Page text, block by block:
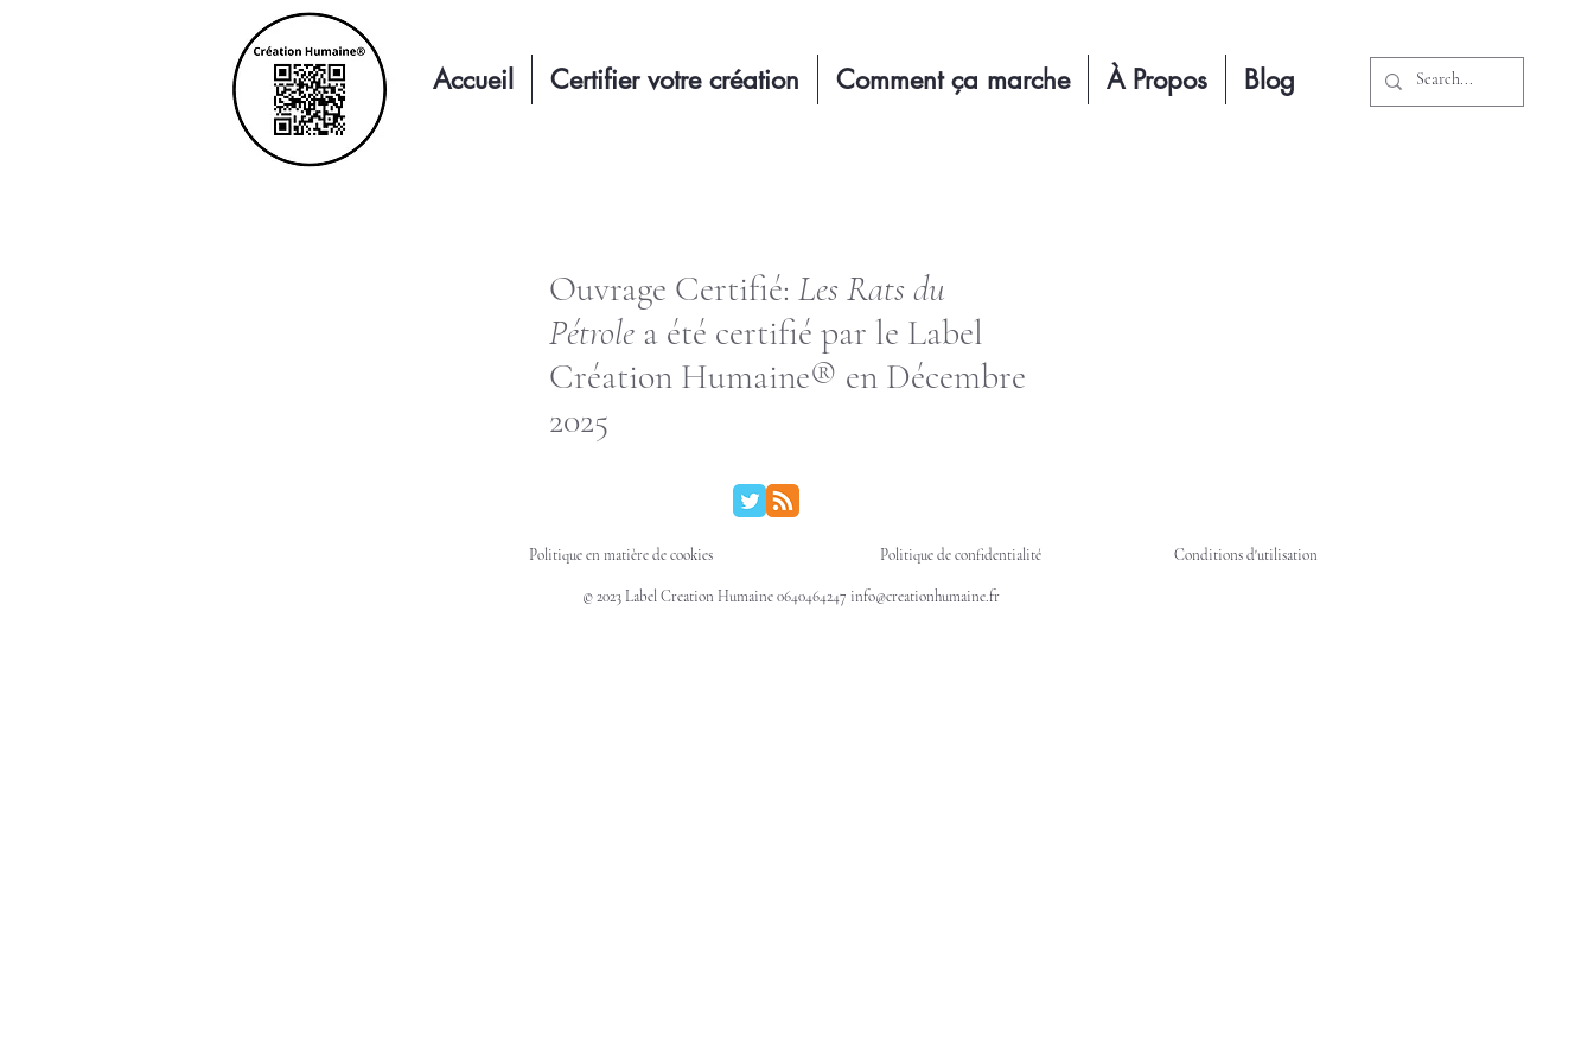
Accueil Certifier votre création Comment ça marche À Propos Blog
Ouvrage Certifié: Les Rats du
Pétrole a été certifié par le Label
Création Humaine® en Décembre
2025
Politique en matière de cookies Politique de confidentialité Conditions d'utilisation
© 2023 Label Creation Humaine 0640464247 info@creationhumaine.fr